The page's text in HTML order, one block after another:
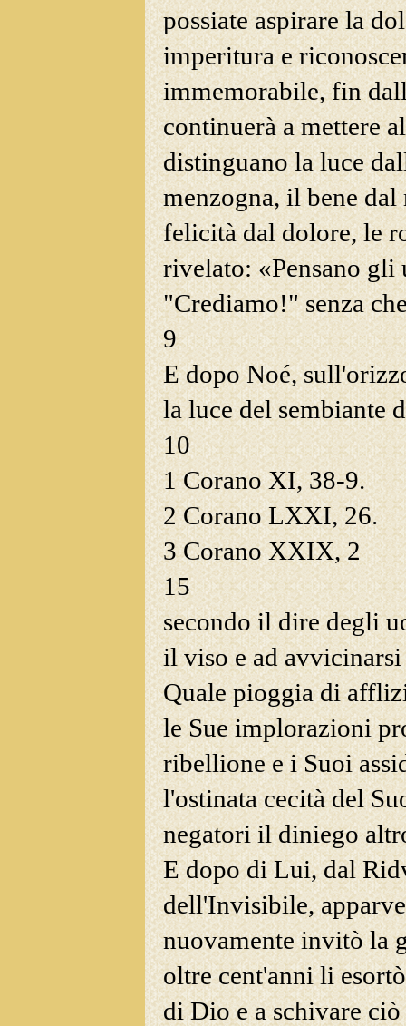
possiate aspirare la
imperitura e
immemorabile, fin
continuerà a mettere
distinguano la luce
menzogna, il bene
felicità dal dolore, le
rivelato: «Pensano gli
"Crediamo!" senza
9
E dopo Noé,
la luce delsembiante
10
1Corano XI, 38-9.
2Corano LXXI, 26.
3Corano XXIX, 2
15
secondo il dire degli
il viso e ad
Quale pioggia di
le Sue implorazioni
ribellione e i Suoi
l'ostinata cecità del
negatori il diniego
E dopo di Lui, dal
dell'Invisibile,
nuovamente invitò la
oltre cent'anni li
di Dio e a schivare